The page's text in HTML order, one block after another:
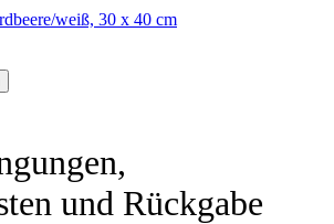
weiß, 30 x 40 cm
und Rückgabe